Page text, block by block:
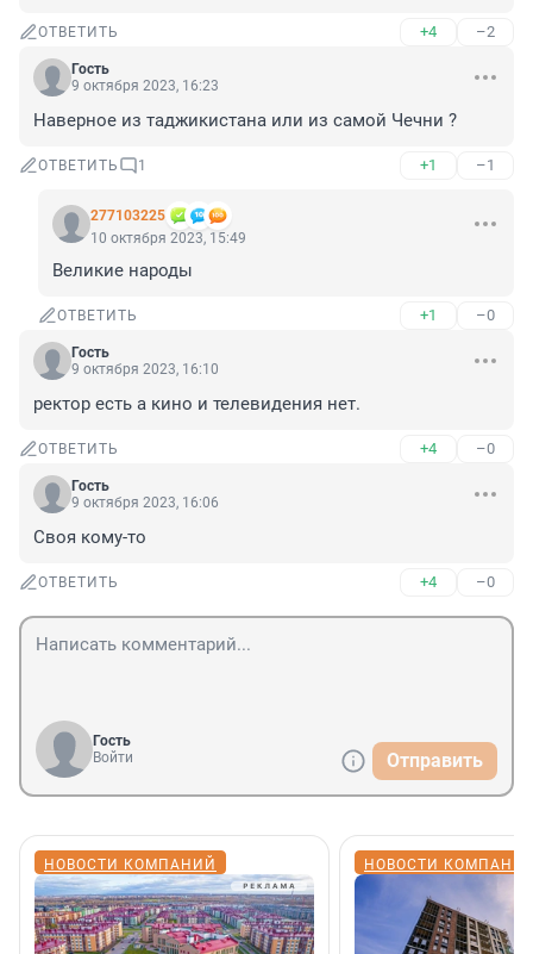
ОТВЕТИТЬ +4 –2
Гость
9 октября 2023, 16:23
Наверное из таджикистана или из самой Чечни ?
ОТВЕТИТЬ 1 +1 –1
277103225
10 октября 2023, 15:49
Великие народы
ОТВЕТИТЬ +1 –0
Гость
9 октября 2023, 16:10
ректор есть а кино и телевидения нет.
ОТВЕТИТЬ +4 –0
Гость
9 октября 2023, 16:06
Своя кому-то
ОТВЕТИТЬ +4 –0
Гость
Войти
Отправить
НОВОСТИ КОМПАНИЙ НОВОСТИ